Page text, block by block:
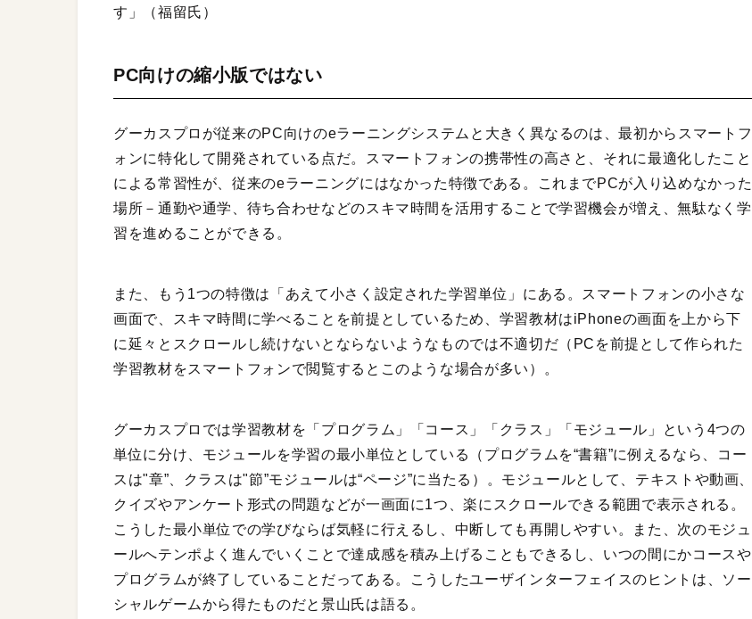
す」（福留氏）
PC向けの縮小版ではない
グーカスプロが従来のPC向けのeラーニングシステムと大きく異なるのは、最初からスマートフ
ォンに特化して開発されている点だ。スマートフォンの携帯性の高さと、それに最適化したこと
による常習性が、従来のeラーニングにはなかった特徴である。これまでPCが入り込めなかった
場所－通勤や通学、待ち合わせなどのスキマ時間を活用することで学習機会が増え、無駄なく学
習を進めることができる。
また、もう1つの特徴は「あえて小さく設定された学習単位」にある。スマートフォンの小さな
画面で、スキマ時間に学べることを前提としているため、学習教材はiPhoneの画面を上から下
に延々とスクロールし続けないとならないようなものでは不適切だ（PCを前提として作られた
学習教材をスマートフォンで閲覧するとこのような場合が多い）。
グーカスプロでは学習教材を「プログラム」「コース」「クラス」「モジュール」という4つの
単位に分け、モジュールを学習の最小単位としている（プログラムを“書籍”に例えるなら、コー
スは"章”、クラスは"節”モジュールは“ページ”に当たる）。モジュールとして、テキストや動画、
クイズやアンケート形式の問題などが一画面に1つ、楽にスクロールできる範囲で表示される。
こうした最小単位での学びならば気軽に行えるし、中断しても再開しやすい。また、次のモジュ
ールへテンポよく進んでいくことで達成感を積み上げることもできるし、いつの間にかコースや
プログラムが終了していることだってある。こうしたユーザインターフェイスのヒントは、ソー
シャルゲームから得たものだと景山氏は語る。